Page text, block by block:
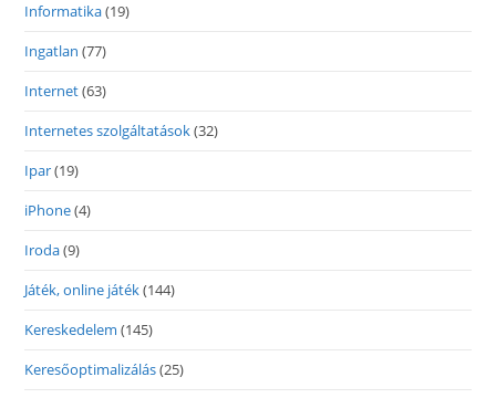
Informatika(19)
Ingatlan (77)
Internet(63)
Internetes szolgáltatások(32)
Ipar(19)
iPhone(4)
Iroda(9)
Játék, online játék(144)
Kereskedelem (145)
Keresőoptimalizálás(25)